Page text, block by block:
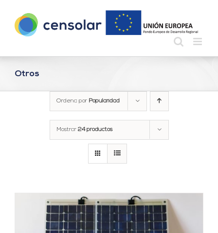
contenido
Otros
Ordena por Popularidad
Mostrar 24 productos